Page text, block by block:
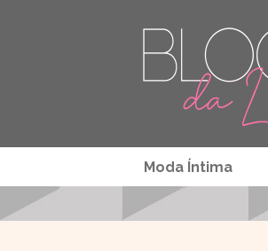
Moda Íntima